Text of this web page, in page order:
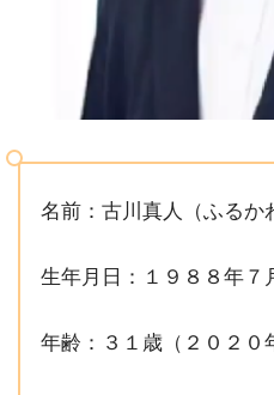
名前：古川真人（ふるか
生年月日：１９８８年７
年齢：３１歳（２０２０